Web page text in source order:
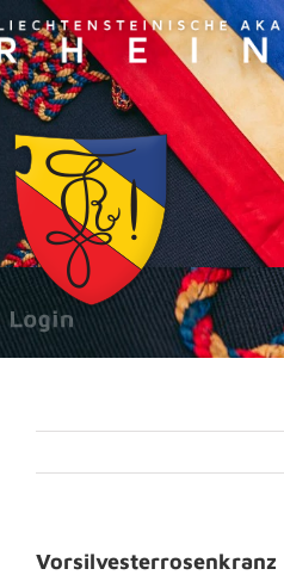
Inhalt
springen
Vorsilvesterrosenkranz